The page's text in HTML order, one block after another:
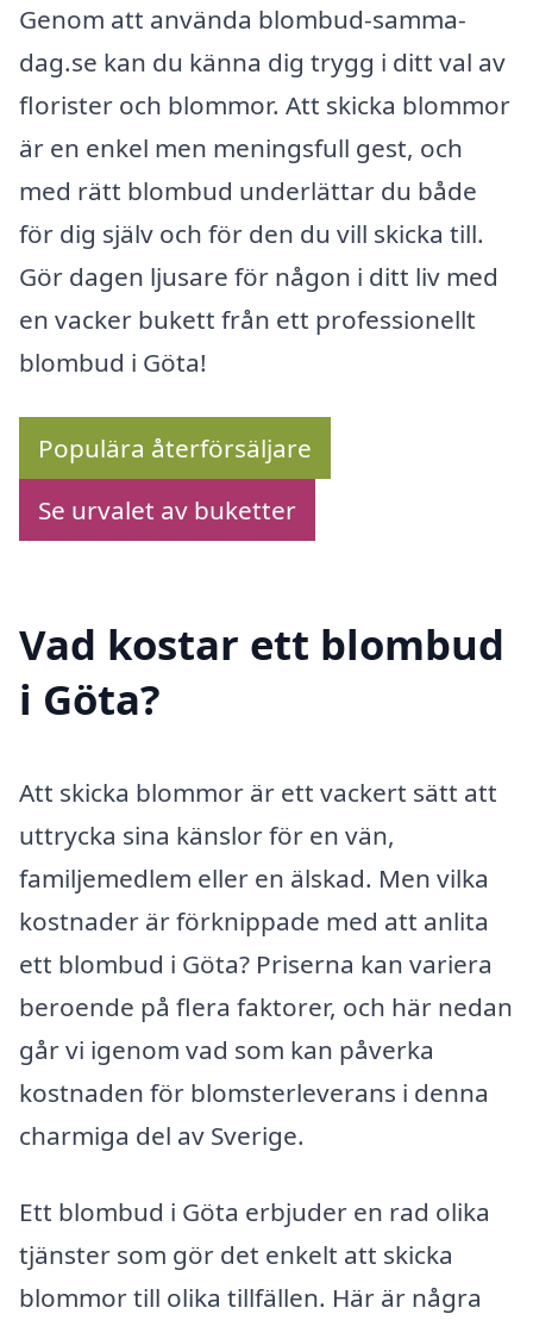
Genom att använda blombud-samma-
dag.se kan du känna dig trygg i ditt val av
florister och blommor. Att skicka blommor
är en enkel men meningsfull gest, och
med rätt blombud underlättar du både
för dig själv och för den du vill skicka till.
Gör dagen ljusare för någon i ditt liv med
en vacker bukett från ett professionellt
blombud i Göta!
Populära återförsäljare
Se urvalet av buketter
Vad kostar ett blombud
i Göta?
Att skicka blommor är ett vackert sätt att
uttrycka sina känslor för en vän,
familjemedlem eller en älskad. Men vilka
kostnader är förknippade med att anlita
ett blombud i Göta? Priserna kan variera
beroende på flera faktorer, och här nedan
går vi igenom vad som kan påverka
kostnaden för blomsterleverans i denna
charmiga del av Sverige.
Ett blombud i Göta erbjuder en rad olika
tjänster som gör det enkelt att skicka
blommor till olika tillfällen. Här är några